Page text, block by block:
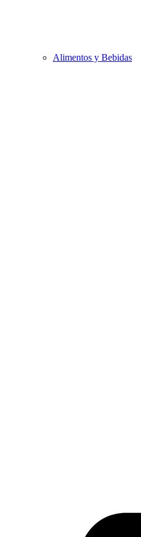
Alimentos y Bebidas